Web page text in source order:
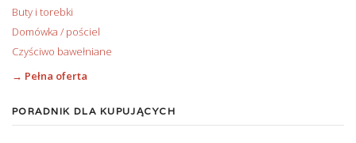
Buty i torebki
Domówka / pościel
Czyściwo bawełniane
→ Pełna oferta
PORADNIK DLA KUPUJĄCYCH